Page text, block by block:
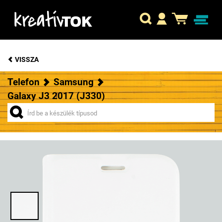
VISSZA
Telefon
Samsung
Galaxy J3 2017 (J330)